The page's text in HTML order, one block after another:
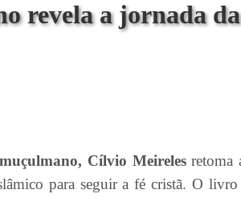
revela a jornada
Cílvio Meirelesretoma
para seguir a fé cristã. O